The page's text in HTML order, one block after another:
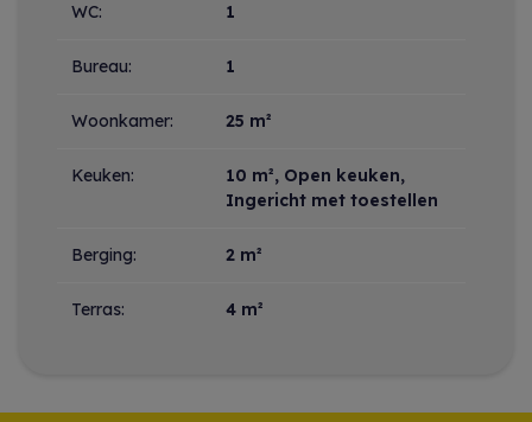
WC: 1
Bureau: 1
Woonkamer: 25 m²
Keuken: 10 m², Open keuken,
Ingericht met toestellen
Berging: 2 m²
Terras: 4 m²